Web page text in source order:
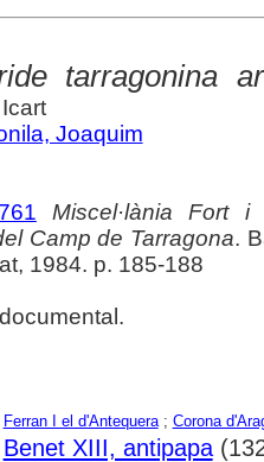
tarragonina
Joaquim
Miscel·lània Fort i
Camp de Tarragona.
1984. p. 185-188
Ferran I el d'Antequera; Corona
Benet XIII, antipapa